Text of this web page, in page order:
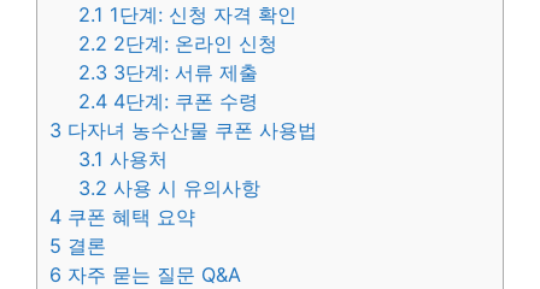
2.1 1단계: 신청 자격 확인
2.2 2단계: 온라인 신청
2.3 3단계: 서류 제출
2.4 4단계: 쿠폰 수령
3 다자녀 농수산물 쿠폰 사용법
3.1 사용처
3.2 사용 시 유의사항
4 쿠폰 혜택 요약
5 결론
6 자주 묻는 질문 Q&A